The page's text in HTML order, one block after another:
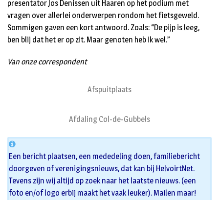
presentator Jos Denissen uit Haaren op het podium met
vragen over allerlei onderwerpen rondom het fietsgeweld.
Sommigen gaven een kort antwoord. Zoals: “De pijp is leeg,
ben blij dat het er op zit. Maar genoten heb ik wel.”
Van onze correspondent
Afspuitplaats
Afdaling Col-de-Gubbels
Een bericht plaatsen, een mededeling doen, familiebericht
doorgeven of verenigingsnieuws, dat kan bij HelvoirtNet.
Tevens zijn wij altijd op zoek naar het laatste nieuws. (een
foto en/of logo erbij maakt het vaak leuker). Mailen maar!